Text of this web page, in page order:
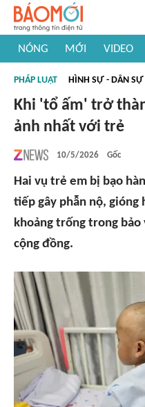
NÓNG MỚI VIDEO
#Khám phá thế giới
PHÁP LUẬT HÌNH SỰ - DÂN SỰ
Khi 'tổ ấm' trở
ảnh nhất với trẻ
10/5/2026 Gốc
Hai vụ trẻ em bị bạo
tiếp gây phẫn nộ, gióng
khoảng trống trong
cộng đồng.